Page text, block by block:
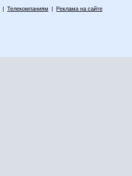
| Телекомпаниям | Реклама на сайте